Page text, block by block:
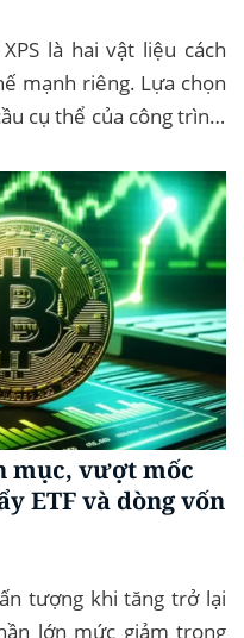
là hai vật liệu cách
mạnh riêng. Lựa chọn
cụ thể của công trình,
mục, vượt mốc
ETF và dòng vốn
tượng khi tăng trở lại
lớn mức giảm trong